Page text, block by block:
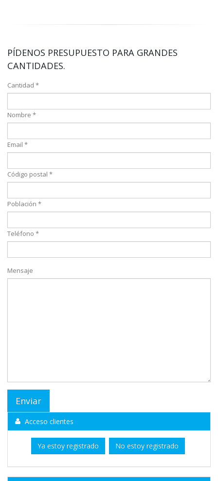
PÍDENOS PRESUPUESTO PARA GRANDES
CANTIDADES.
Cantidad *
Nombre *
Email *
Código postal *
Población *
Teléfono *
Mensaje
Acceso clientes
Ya estoy registrado No estoy registrado